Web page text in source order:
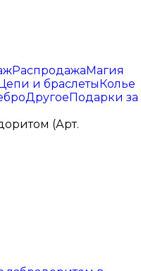
РаспродажаМагия
и браслетыКолье
ДругоеПодарки за
(Арт.